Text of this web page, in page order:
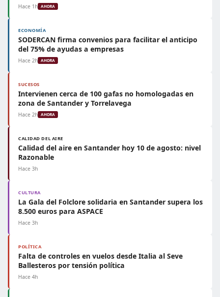
Hace 1h AHORA
ECONOMÍA
SODERCAN firma convenios para facilitar el anticipo
del 75% de ayudas a empresas
Hace 2h AHORA
SUCESOS
Intervienen cerca de 100 gafas no homologadas en
zona de Santander y Torrelavega
Hace 2h AHORA
CALIDAD DEL AIRE
Calidad del aire en Santander hoy 10 de agosto: nivel
Razonable
Hace 3h
CULTURA
La Gala del Folclore solidaria en Santander supera los
8.500 euros para ASPACE
Hace 3h
POLÍTICA
Falta de controles en vuelos desde Italia al Seve
Ballesteros por tensión política
Hace 4h